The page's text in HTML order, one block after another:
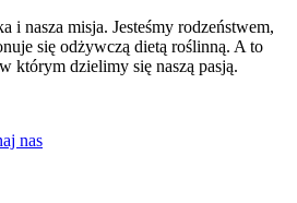
i nasza misja. Jesteśmy rodzeństwem,
się odżywczą dietą roślinną. A to
którym dzielimy się naszą pasją.
nas